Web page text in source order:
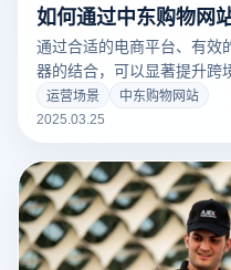
如何通过中东购物网
通过合适的电商平台、有效
器的结合，可以显著提升跨
额，优化运营并提高效率。
运营场景
中东购物网站
2025.03.25